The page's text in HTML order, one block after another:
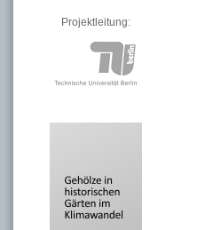
Projektleitung: